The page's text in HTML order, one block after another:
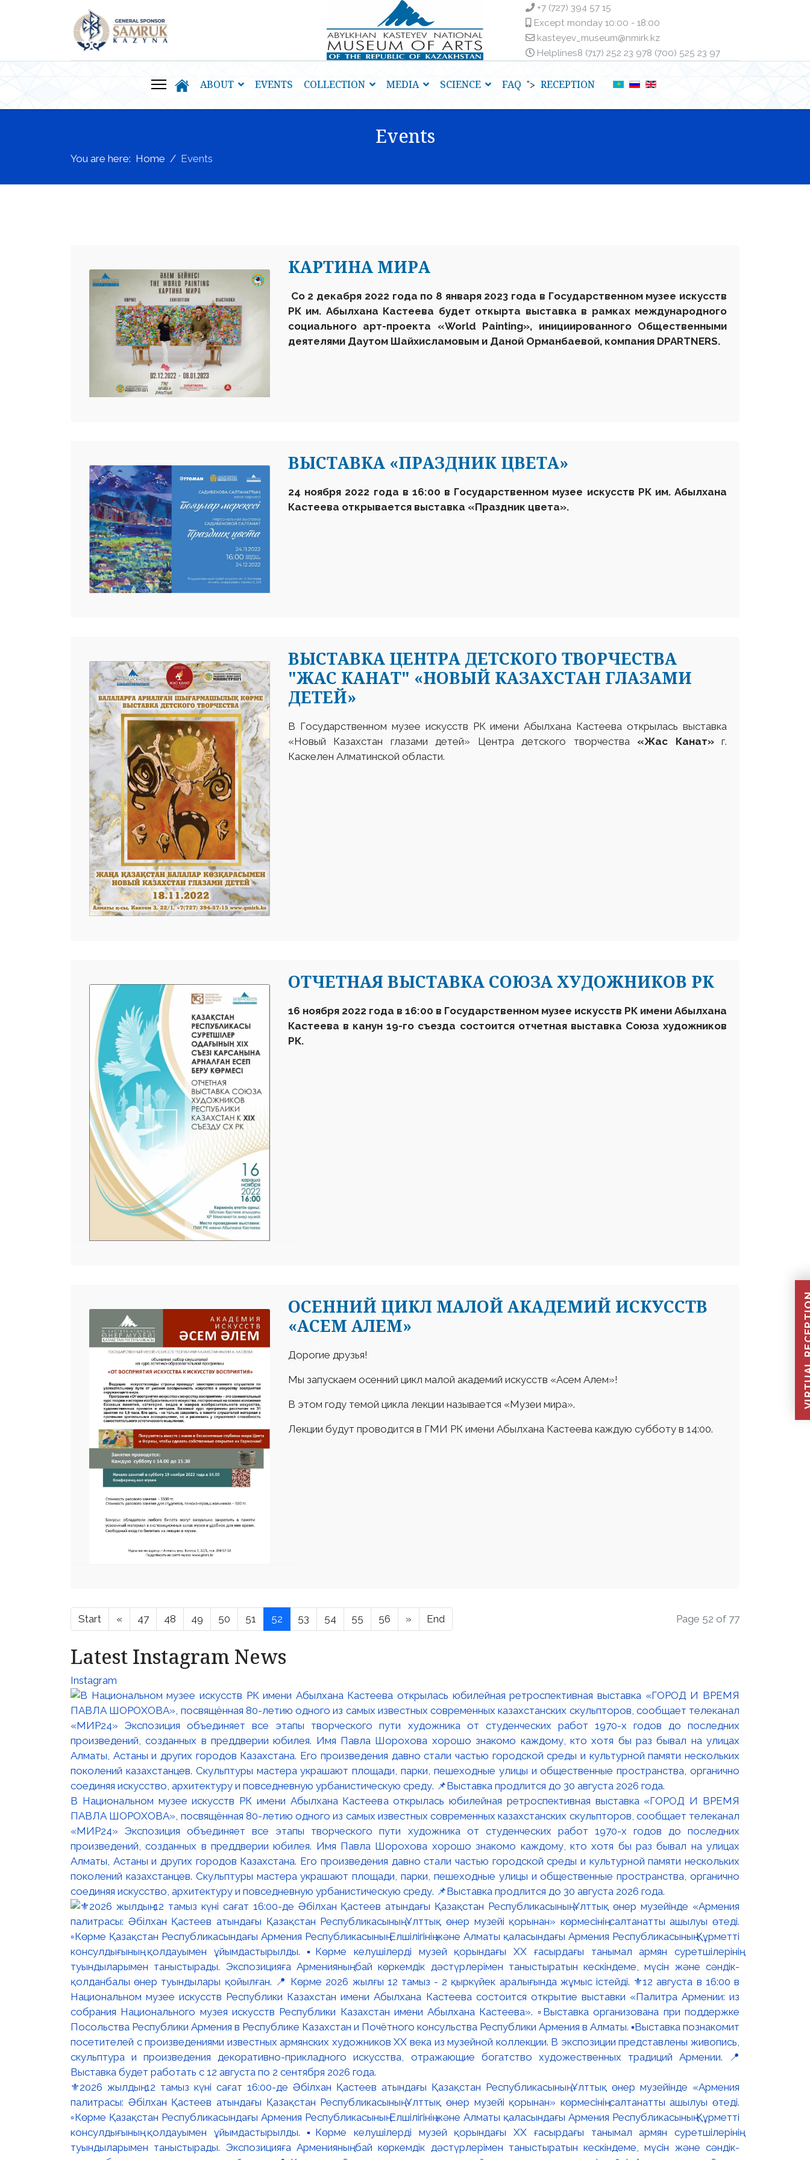
+7 (727) 394 57 15
Except monday 10:00 - 18:00
kasteyev_museum@nmirk.kz
Helplinesㅤ8 (717) 252 23 97ㅤㅤ8 (700) 525 23 97
ABOUT EVENTS COLLECTION MEDIA SCIENCE FAQ "> RECEPTION
Events
You are here: Home Events
КАРТИНА МИРА
Со 2 декабря 2022 года по 8 января 2023 года в Государственном музее искусств
РК им. Абылхана Кастеева будет откырта выставка в рамках международного
социального арт-проекта «World Painting», инициированного Общественными
деятелями Даутом Шайхисламовым и Даной Орманбаевой, компания DPARTNERS.
ВЫСТАВКА «ПРАЗДНИК ЦВЕТА»
24 ноября 2022 года в 16:00 в Государственном музее искусств РК им. Абылхана
Кастеева открывается выставка «Праздник цвета».
ВЫСТАВКА ЦЕНТРА ДЕТСКОГО ТВОРЧЕСТВА
"ЖАС КАНАТ" «НОВЫЙ КАЗАХСТАН ГЛАЗАМИ
ДЕТЕЙ»
В Государственном музее искусств РК имени Абылхана Кастеева открылась выставка
«Новый Казахстан глазами детей» Центра детского творчества «Жас Канат»г.
Каскелен Алматинской области.
ОТЧЕТНАЯ ВЫСТАВКА СОЮЗА ХУДОЖНИКОВ РК
16 ноября 2022 года в 16:00 в Государственном музее искусств РК имени Абылхана
Кастеева в канун 19-го съезда состоится отчетная выставка Союза художников
РК.
ОСЕННИЙ ЦИКЛ МАЛОЙ АКАДЕМИЙ ИСКУССТВ
«АСЕМ АЛЕМ»
Дорогие друзья!
Мы запускаем осенний цикл малой академий искусств «Асем Алем»!
В этом году темой цикла лекции называется «Музеи мира».
Лекции будут проводится в ГМИ РК имени Абылхана Кастеева каждую субботу в 14:00.
Start « 47 48 49 50 51 52 53 54 55 56 » End Page 52 of 77
Latest Instagram News
Instagram
В Национальном музее искусств РК имени Абылхана Кастеева открылась юбилейная ретроспективная выставка «ГОРОД И ВРЕМЯ
ПАВЛА ШОРОХОВА», посвящённая 80-летию одного из самых известных современных казахстанских скульпторов, сообщает телеканал
«МИР24» Экспозиция объединяет все этапы творческого пути художника от студенческих работ 1970-х годов до последних
произведений, созданных в преддверии юбилея. Имя Павла Шорохова хорошо знакомо каждому, кто хотя бы раз бывал на улицах
Алматы, Астаны и других городов Казахстана. Его произведения давно стали частью городской среды и культурной памяти нескольких
поколений казахстанцев. Скульптуры мастера украшают площади, парки, пешеходные улицы и общественные пространства, органично
соединяя искусство, архитектуру и повседневную урбанистическую среду. 📌Выставка продлится до 30 августа 2026 года.
⚜️2026 жылдың 12 тамыз күні сағат 16:00-де Әбілхан Қастеев атындағы Қазақстан Республикасының Ұлттық өнер музейінде «Армения
палитрасы: Әбілхан Қастеев атындағы Қазақстан Республикасының Ұлттық өнер музейі қорынан» көрмесінің салтанатты ашылуы өтеді.
▫️Көрме Қазақстан Республикасындағы Армения Республикасының Елшілігінің және Алматы қаласындағы Армения Республикасының Құрметті
консулдығының қолдауымен ұйымдастырылды. ▪️Көрме келушілерді музей қорындағы ХХ ғасырдағы танымал армян суретшілерінің
туындыларымен таныстырады. Экспозицияға Арменияның бай көркемдік дәстүрлерімен таныстыратын кескіндеме, мүсін және сәндік-